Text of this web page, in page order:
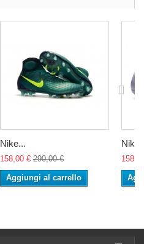
Nike...
158,00 € 290,00 €
Aggiungi al carrello